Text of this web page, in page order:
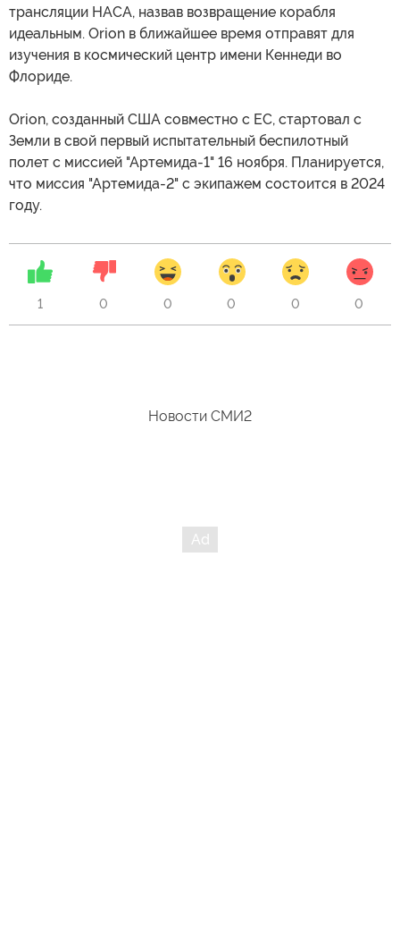
трансляции НАСА, назвав возвращение корабля
идеальным. Orion в ближайшее время отправят для
изучения в космический центр имени Кеннеди во
Флориде.
Orion, созданный США совместно с ЕС, стартовал с
Земли в свой первый испытательный беспилотный
полет с миссией "Артемида-1" 16 ноября. Планируется,
что миссия "Артемида-2" с экипажем состоится в 2024
году.
1 0 0 0 0 0
Новости СМИ2